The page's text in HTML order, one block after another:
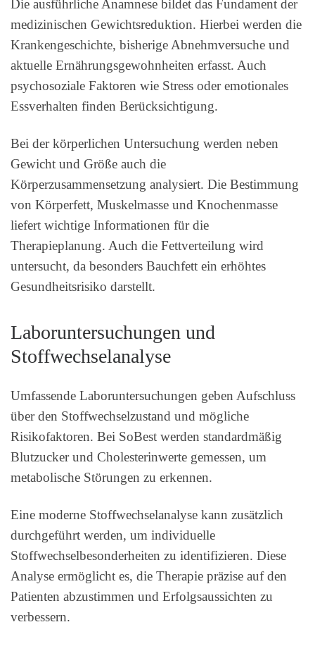
Die ausführliche Anamnese bildet das Fundament der
medizinischen Gewichtsreduktion. Hierbei werden die
Krankengeschichte, bisherige Abnehmversuche und
aktuelle Ernährungsgewohnheiten erfasst. Auch
psychosoziale Faktoren wie Stress oder emotionales
Essverhalten finden Berücksichtigung.
Bei der körperlichen Untersuchung werden neben
Gewicht und Größe auch die
Körperzusammensetzung analysiert. Die Bestimmung
von Körperfett, Muskelmasse und Knochenmasse
liefert wichtige Informationen für die
Therapieplanung. Auch die Fettverteilung wird
untersucht, da besonders Bauchfett ein erhöhtes
Gesundheitsrisiko darstellt.
Laboruntersuchungen und
Stoffwechselanalyse
Umfassende Laboruntersuchungen geben Aufschluss
über den Stoffwechselzustand und mögliche
Risikofaktoren. Bei SoBest werden standardmäßig
Blutzucker und Cholesterinwerte gemessen, um
metabolische Störungen zu erkennen.
Eine moderne Stoffwechselanalyse kann zusätzlich
durchgeführt werden, um individuelle
Stoffwechselbesonderheiten zu identifizieren. Diese
Analyse ermöglicht es, die Therapie präzise auf den
Patienten abzustimmen und Erfolgsaussichten zu
verbessern.